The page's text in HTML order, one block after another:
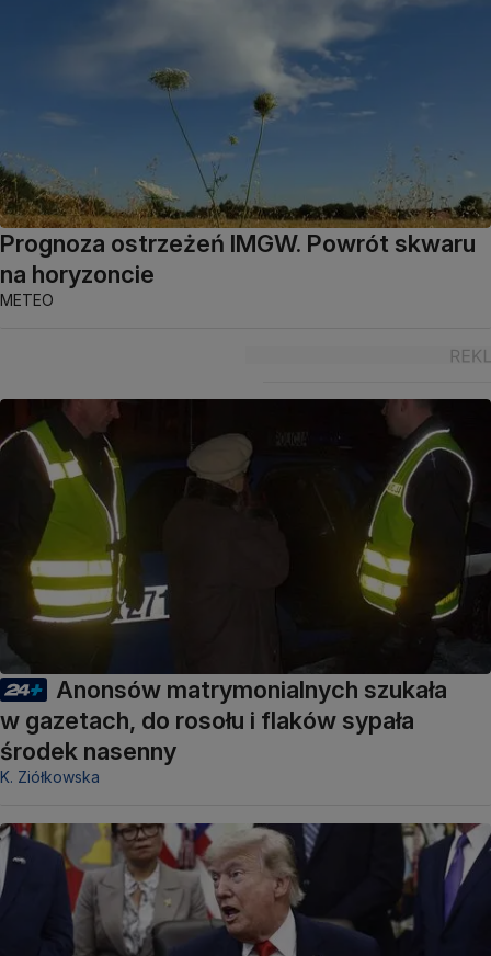
Prognoza ostrzeżeń IMGW. Powrót skwaru
na horyzoncie
METEO
Anonsów matrymonialnych szukała
w gazetach, do rosołu i flaków sypała
środek nasenny
K. Ziółkowska